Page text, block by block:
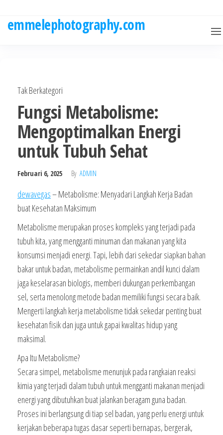
emmelephotography.com
Tak Berkategori
Fungsi Metabolisme:
Mengoptimalkan Energi
untuk Tubuh Sehat
Februari 6, 2025 By ADMIN
dewavegas– Metabolisme: Menyadari Langkah Kerja Badan
buat Kesehatan Maksimum
Metabolisme merupakan proses kompleks yang terjadi pada
tubuh kita, yang mengganti minuman dan makanan yang kita
konsumsi menjadi energi. Tapi, lebih dari sekedar siapkan bahan
bakar untuk badan, metabolisme permainkan andil kunci dalam
jaga keselarasan biologis, memberi dukungan perkembangan
sel, serta menolong metode badan memiliki fungsi secara baik.
Mengerti langkah kerja metabolisme tidak sekedar penting buat
kesehatan fisik dan juga untuk gapai kwalitas hidup yang
maksimal.
Apa Itu Metabolisme?
Secara simpel, metabolisme menunjuk pada rangkaian reaksi
kimia yang terjadi dalam tubuh untuk mengganti makanan menjadi
energi yang dibutuhkan buat jalankan beragam guna badan.
Proses ini berlangsung di tiap sel badan, yang perlu energi untuk
kerjakan beberapa tugas dasar seperti bernapas, bergerak,